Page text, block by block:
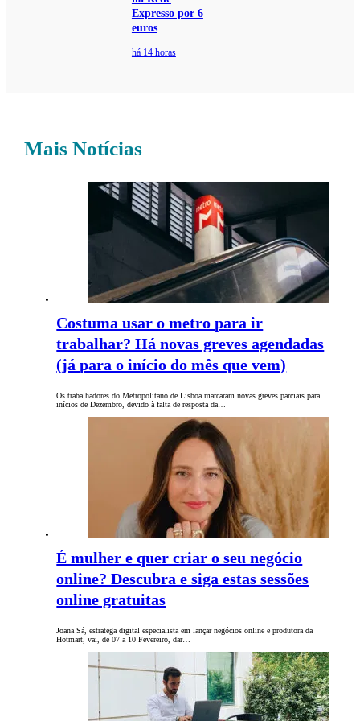
Expresso por 6
euros
há 14 horas
Mais Notícias
Costuma usar o metro para ir
trabalhar? Há novas greves agendadas
(já para o início do mês que vem)
Os trabalhadores do Metropolitano de Lisboa marcaram novas greves parciais para
inícios de Dezembro, devido à falta de resposta da…
É mulher e quer criar o seu negócio
online? Descubra e siga estas sessões
online gratuitas
Joana Sá, estratega digital especialista em lançar negócios online e produtora da
Hotmart, vai, de 07 a 10 Fevereiro, dar…